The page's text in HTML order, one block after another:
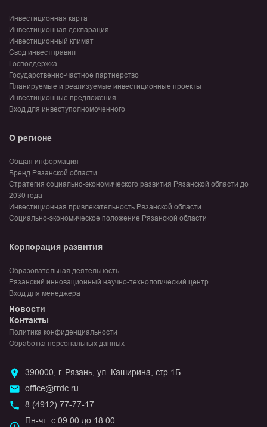
Инвестиционная карта
Инвестиционная декларация
Инвестиционный климат
Свод инвестправил
Господдержка
Государственно-частное партнерство
Планируемые и реализуемые инвестиционные проекты
Инвестиционные предложения
Вход для инвеступолномоченного
О регионе
Общая информация
Бренд Рязанской области
Стратегия социально-экономического развития Рязанской области до
2030 года
Инвестиционная привлекательность Рязанской области
Социально-экономическое положение Рязанской области
Корпорация развития
Образовательная деятельность
Рязанский инновационный научно-технологический центр
Вход для менеджера
Новости
Контакты
Политика конфиденциальности
Обработка персональных данных
390000, г. Рязань, ул. Каширина, стр.1Б
office@rrdc.ru
8 (4912) 77-77-17
Пн-чт: с 09:00 до 18:00